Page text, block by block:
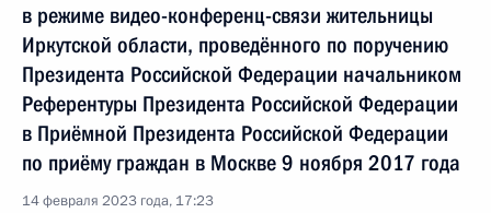
в режиме видео-конференц-связи жительницы
Иркутской области, проведённого по поручению
Президента Российской Федерации начальником
Референтуры Президента Российской Федерации
в Приёмной Президента Российской Федерации
по приёму граждан в Москве 9 ноября 2017 года
14 февраля 2023 года, 17:23